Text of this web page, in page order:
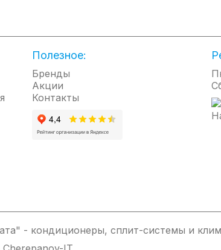
Полезное:
Бренды
Акции
Контакты
- кондиционеры, сплит-системы и